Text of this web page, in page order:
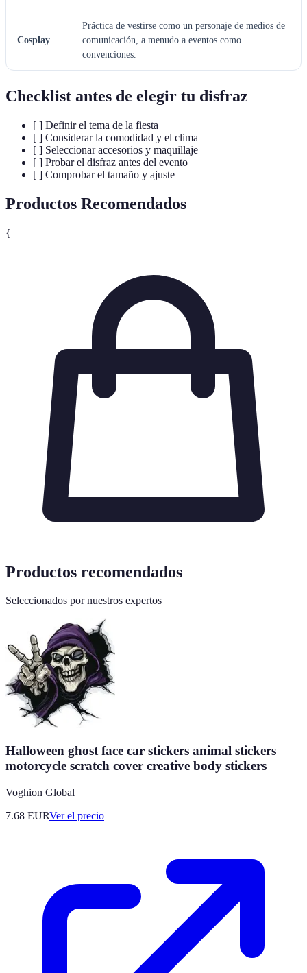
Cosplay
Práctica de vestirse como un personaje de medios de
comunicación, a menudo a eventos como
convenciones.
Checklist antes de elegir tu disfraz
[ ] Definir el tema de la fiesta
[ ] Considerar la comodidad y el clima
[ ] Seleccionar accesorios y maquillaje
[ ] Probar el disfraz antes del evento
[ ] Comprobar el tamaño y ajuste
Productos Recomendados
{
Productos recomendados
Seleccionados por nuestros expertos
Halloween ghost face car stickers animal stickers
motorcycle scratch cover creative body stickers
Voghion Global
7.68 EURVer el precio